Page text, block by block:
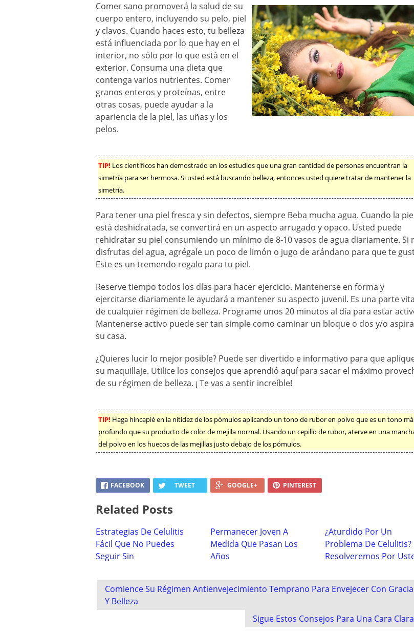
Comer sano promoverá la salud de su
cuerpo entero, incluyendo su pelo, piel
y clavos. Cuando haces esto, tu belleza
está influenciada por lo que hay en el
interior, no sólo por lo que está en el
exterior. Consuma una dieta que
contenga varios nutrientes. Comer
granos enteros y proteínas, entre
otras cosas, puede ayudar a la
apariencia de la piel, las uñas y los
pelos.
TIP! Los científicos han demostrado en los estudios que una gran cantidad de personas encuentran la
simetría para ser hermosa. Si usted está buscando belleza, entonces usted quiere tratar de mantener la
simetría.
Para tener una piel fresca y sin defectos, siempre Beba mucha agua. Cuando la
está deshidratada, se convertirá en un aspecto arrugado y opaco. Usted puede
rehidratar su piel consumiendo un mínimo de 8-10 vasos de agua diariamente. Si
disfrutas del agua, agrégale un poco de limón o jugo de arándano para que te
Este es un tremendo regalo para tu piel.
Reserve tiempo todos los días para hacer ejercicio. Mantenerse en forma y
ejercitarse diariamente le ayudará a mantener su aspecto juvenil. Es una parte
de cualquier régimen de belleza. Programe unos 20 minutos al día para estar
Mantenerse activo puede ser tan simple como caminar un bloque o dos y/o
su casa.
¿Quieres lucir lo mejor posible? Puede ser divertido e informativo para que
su maquillaje. Utilice los consejos que aprendió aquí para sacar el máximo
de su régimen de belleza. ¡ Te vas a sentir increíble!
TIP! Haga hincapié en la nitidez de los pómulos aplicando un tono de rubor en polvo que es un tono
profundo que su producto de color de mejilla normal. Usando un cepillo de rubor, aterve en una
del polvo en los huecos de las mejillas justo debajo de los pómulos.
FACEBOOK TWEET GOOGLE+ PINTEREST
Related Posts
Estrategias De Celulitis
Fácil Que No Puedes
Seguir Sin
Permanecer Joven A
Medida Que Pasan Los
Años
¿Aturdido Por Un
Problema De Celulitis?
Resolveremos Por
Post
navigation
Comience Su Régimen Antienvejecimiento Temprano Para Envejecer Con Gracia
Y Belleza
Sigue Estos Consejos Para Una Cara Clara